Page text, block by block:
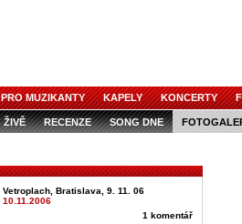
PRO MUZIKANTY KAPELY KONCERTY
ŽIVĚ RECENZE SONG DNE
Vetroplach, Bratislava, 9. 11. 06
10.11.2006
1 komentář